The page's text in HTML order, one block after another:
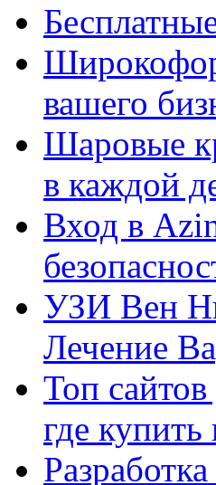
вашего
Шаровые
в каждой
Вход в
УЗИ Вен
Лечение
Топ
где